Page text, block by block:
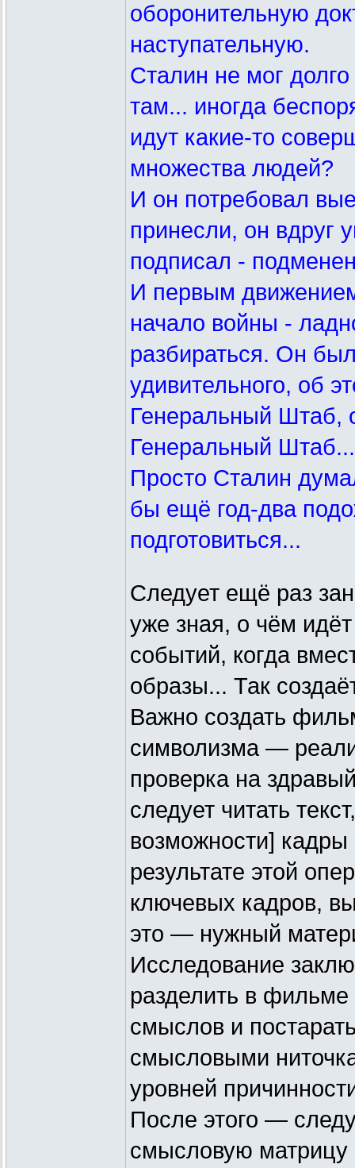
оборонительную
наступательную.
Сталин не мог
там... иногда
идут какие-то
множества людей?
И он потребовал
принесли, он вдруг
подписал -
И первым
начало войны -
разбираться. Он
удивительного, об
Генеральный Штаб,
Генеральный Штаб...
Просто Сталин
бы ещё год-два
подготовиться...
Следует ещё раз
уже зная, о чём
событий, когда
образы... Так
Важно создать
символизма —
проверка на
следует читать
возможности]
результате этой
ключевых кадров,
это — нужный
Исследование
разделить в
смыслов и
смысловыми
уровней
После этого —
смысловую матрицу